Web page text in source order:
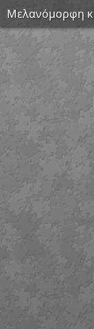
Μελανόμορφη